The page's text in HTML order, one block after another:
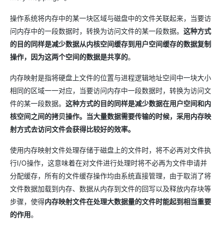
操作系统将内存中的某一块区域与磁盘中的文件关联起来，当要访
问内存中的一段数据时，转换为访问文件的某一段数据。 这种方式
的目的同样是减少数据从内核空间缓存到用户空间缓存的数据复制
操作，因为这两个空间的数据是共享的。
内存映射是指将硬盘上文件的位置与进程逻辑地址空间中一块大小
相同的区域一一对应，当要访问内存中一段数据时，转换为访问文
件的某一段数据。 这种方式的目的同样是减少数据在用户空间和内
核空间之间的拷贝操作。当大量数据需要传输的时候，采用内存映
射方式去访问文件会获得比较好的效率。
使用内存映射文件处理存储于磁盘上的文件时，将不必再对文件执
行I/O操作，这意味着在对文件进行处理时将不必再为文件申请并
分配缓存，所有的文件缓存操作均由系统直接管理，由于取消了将
文件数据加载到内存、数据从内存到文件的回写以及释放内存块等
步骤，使得内存映射文件在处理大数据量的文件时能起到相当重要
的作用。